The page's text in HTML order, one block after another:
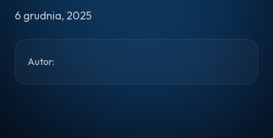
6 grudnia, 2025
Autor: